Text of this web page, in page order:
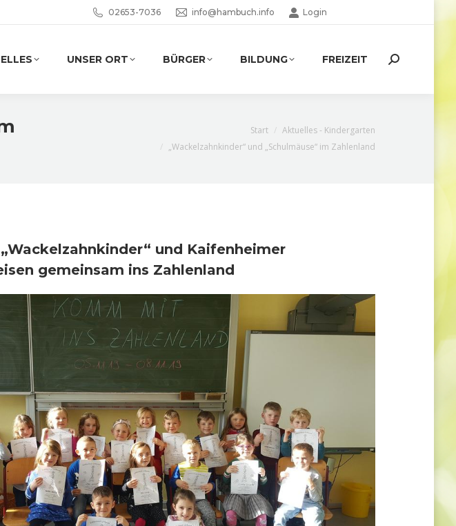
02653-7036 info@hambuch.info Login
UNSER ORT BÜRGER BILDUNG FREIZEIT Search:
Start
Aktuelles - Kindergarten
„Wackelzahnkinder“ und „Schulmäuse“ im Zahlenland
und Kaifenheimer
gemeinsam ins Zahlenland